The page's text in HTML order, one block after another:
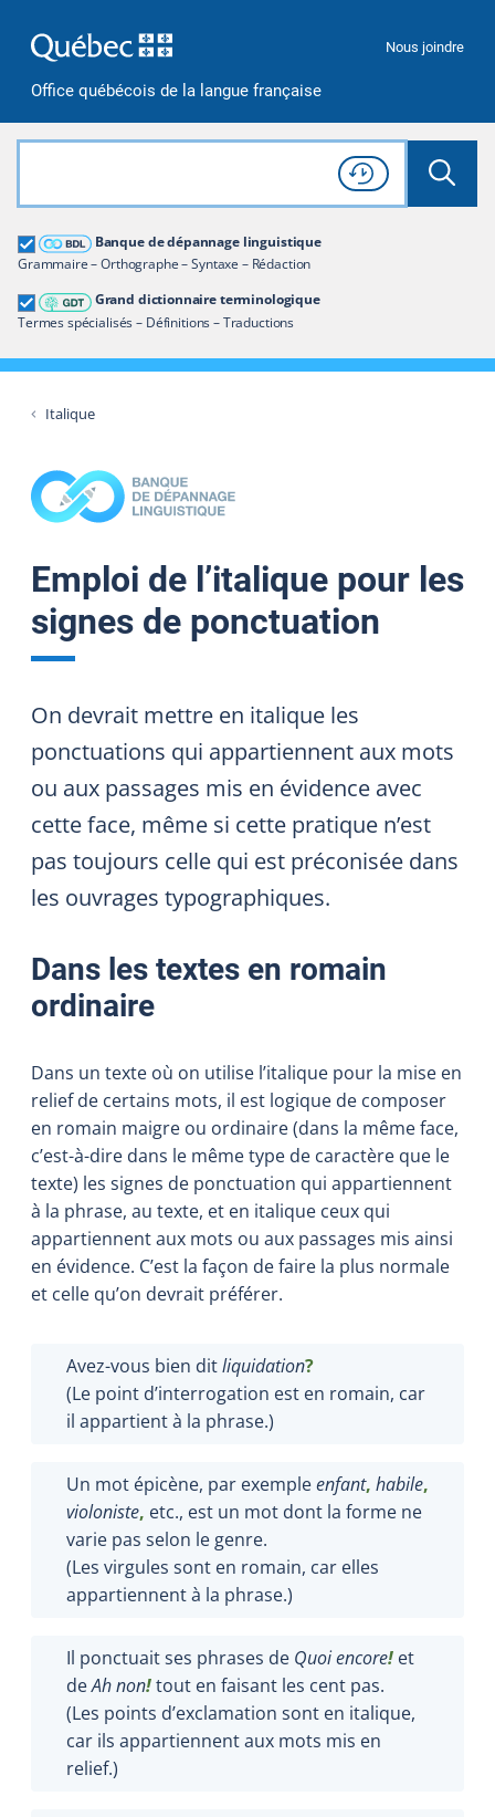
Office québécois de la langue française
Nous joindre
Rechercher dans tout le site
Lancer
Consulter l'
Historique
de recherche
Banque de dépannage linguistique
Grammaire – Orthographe – Syntaxe – Rédaction
Grand dictionnaire terminologique
Termes spécialisés – Définitions – Traductions
Grand dictionnaire terminologique
Restreindre aux termes
Italique
Emploi de l’italique pour les
signes de ponctuation
On devrait mettre en italique les
ponctuations qui appartiennent aux mots
ou aux passages mis en évidence avec
cette face, même si cette pratique n’est
pas toujours celle qui est préconisée dans
les ouvrages typographiques.
Dans les textes en romain
ordinaire
Dans un texte où on utilise l’italique pour la mise en
relief de certains mots, il est logique de composer
en romain maigre ou ordinaire (dans la même face,
c’est-à-dire dans le même type de caractère que le
texte) les signes de ponctuation qui appartiennent
à la phrase, au texte, et en italique ceux qui
appartiennent aux mots ou aux passages mis ainsi
en évidence. C’est la façon de faire la plus normale
et celle qu’on devrait préférer.
Avez-vous bien ditliquidation?
(Le point d’interrogation est en romain, car
il appartient à la phrase.)
Un mot épicène, par exempleenfant, habile,
violoniste, etc., est un mot dont la forme ne
varie pas selon le genre.
(Les virgules sont en romain, car elles
appartiennent à la phrase.)
Il ponctuait ses phrases de Quoi encore! et
deAh non!tout en faisant les cent pas.
(Les points d’exclamation sont en italique,
car ils appartiennent aux mots mis en
relief.)